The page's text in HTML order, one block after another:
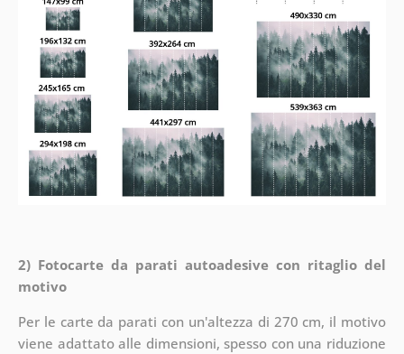
2) Fotocarte da parati autoadesive con ritaglio del
motivo
Per le carte da parati con un'altezza di 270 cm, il motivo
viene adattato alle dimensioni, spesso con una riduzione